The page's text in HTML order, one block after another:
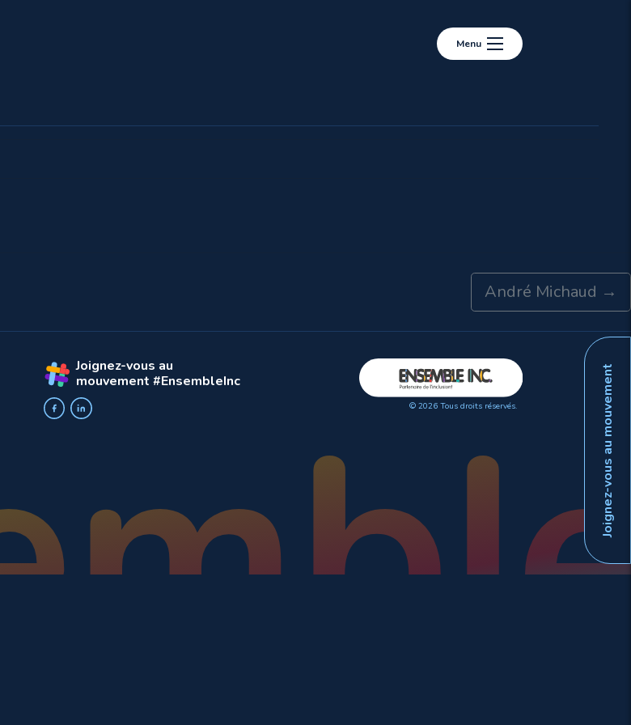
Joignez-vous au mouvement
Menu
André Michaud →
Joignez-vous au
mouvement #EnsembleInc
© 2026 Tous droits réservés.